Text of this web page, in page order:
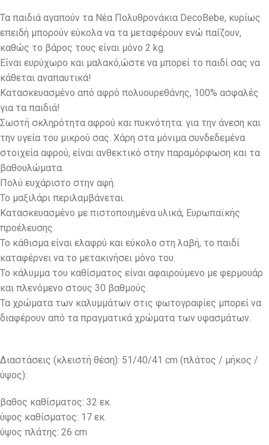
Τα παιδιά αγαπούν τα Νέα Πολυθρονάκια DecoBebe, κυρίως
επειδή μπορούν εύκολα να τα μεταφέρουν ενώ παίζουν,
καθώς το βάρος τους είναι μόνο 2 kg.
Eίναι ευρύχωρο και μαλακό,ώστε να μπορεί το παιδί σας να
κάθεται αναπαυτικά!
Κατασκευασμένο από αφρό πολυουρεθάνης, 100% ασφαλές
για τα παιδιά!
Σωστή σκληρότητα αφρού και πυκνότητα: για την άνεση και
την υγεία του μικρού σας. Χάρη στα μόνιμα συνδεδεμένα
στοιχεία αφρού, είναι ανθεκτικό στην παραμόρφωση και τα
βαθουλώματα.
Πολύ ευχάριστο στην αφή.
Το μαξιλάρι περιλαμβάνεται.
Κατασκευασμένο με πιστοποιημένα υλικά, Ευρωπαϊκής
προέλευσης.
Το κάθισμα είναι ελαφρύ και εύκολο στη λαβή, το παιδί
καταφέρνει να το μετακινήσει μόνο του.
Το κάλυμμα του καθίσματος είναι αφαιρούμενο με φερμουάρ
και πλενόμενο στους 30 βαθμούς.
Τα χρώματα των καλυμμάτων στις φωτογραφίες μπορεί να
διαφέρουν από τα πραγματικά χρώματα των υφασμάτων.
Διαστάσεις (κλειστή θέση): 51/40/41 cm (πλάτος / μήκος /
ύψος):
βαθος καθίσματος: 32 εκ.
ύψος καθίσματος: 17 εκ.
ύψος πλάτης: 26 cm